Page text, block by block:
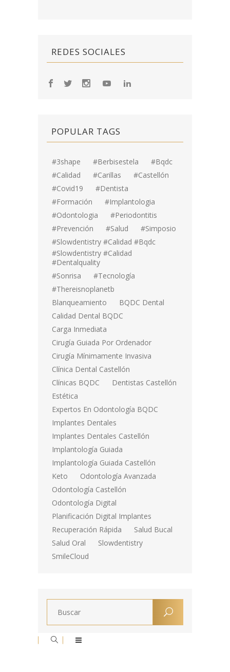
REDES SOCIALES
POPULAR TAGS
#3shape #berbisestela
#bqdc
#calidad
#carillas
#Castellón
#covid19
#dentista
#formación
#implantologia
#odontologia
#periodontitis
#prevención
#salud
#simposio
#Slowdentistry #calidad #bqdc
#Slowdentistry #calidad
#dentalquality
#sonrisa
#tecnología
#thereisnoplanetb
Blanqueamiento
BQDC Dental
Calidad Dental BQDC
Carga Inmediata
Cirugía Guiada Por Ordenador
Cirugía Mínimamente Invasiva
Clínica Dental Castellón
Clínicas BQDC
Dentistas Castellón
Estética
Expertos En Odontología BQDC
Implantes Dentales
Implantes Dentales Castellón
Implantología Guiada
Implantología Guiada Castellón
Keto
Odontología Avanzada
Odontología Castellón
Odontología Digital
Planificación Digital Implantes
Recuperación Rápida
Salud Bucal
Salud Oral
Slowdentistry
SmileCloud